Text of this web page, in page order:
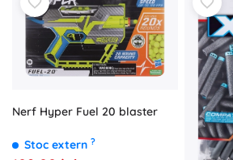
Nerf Hyper Fuel 20 blaster
Stoc extern ?